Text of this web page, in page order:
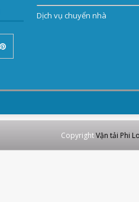
Dịch vụ chuyển nhà
CopyrightVận tải Phi